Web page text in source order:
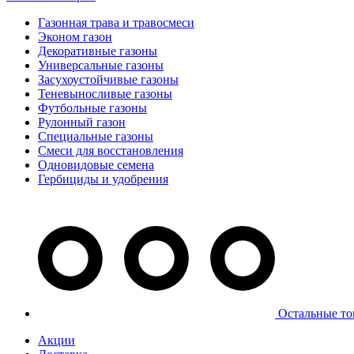
Газонная трава и травосмеси
Эконом газон
Декоративные газоны
Универсальные газоны
Засухоустойчивые газоны
Теневыносливые газоны
Футбольные газоны
Рулонный газон
Специальные газоны
Смеси для восстановления
Одновидовые семена
Гербициды и удобрения
Остальные
Акции